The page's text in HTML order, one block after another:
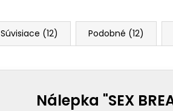
Súvisiace (12) Podobné (12)
Nálepka "SEX